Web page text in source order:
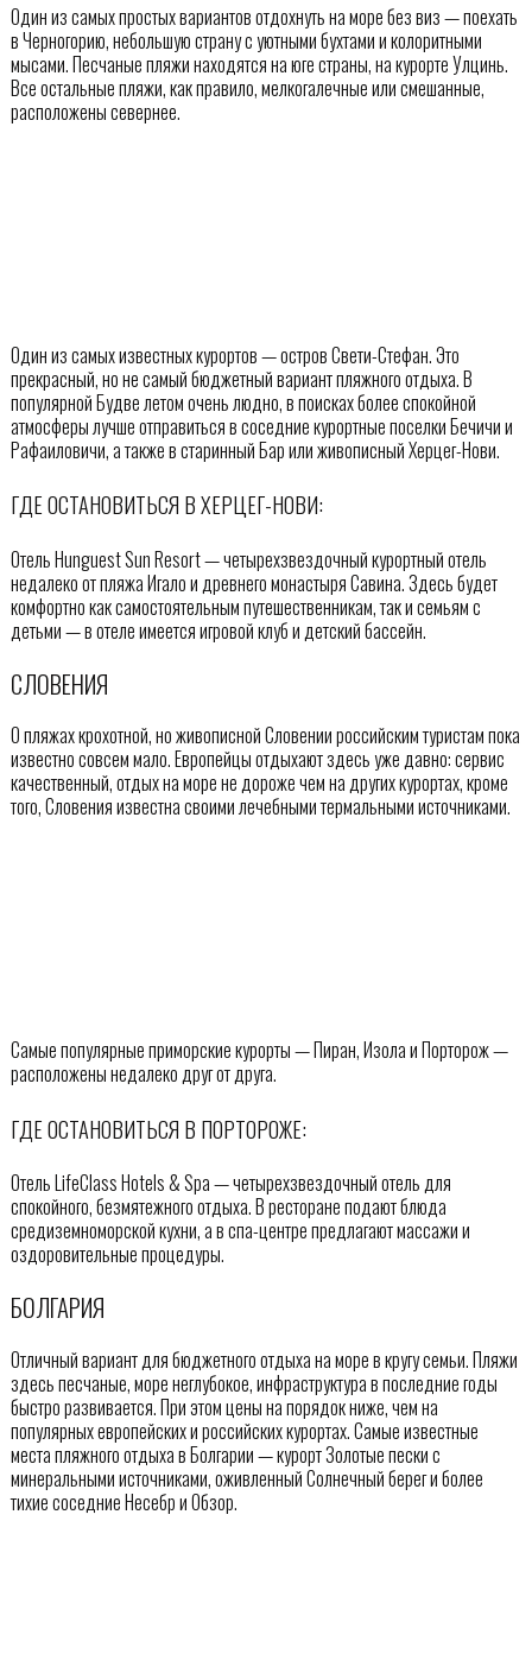
Один из самых простых вариантов отдохнуть на море без виз — поехать
в Черногорию, небольшую страну с уютными бухтами и колоритными
мысами. Песчаные пляжи находятся на юге страны, на курорте Улцинь.
Все остальные пляжи, как правило, мелкогалечные или смешанные,
расположены севернее.
Один из самых известных курортов — остров Свети-Стефан. Это
прекрасный, но не самый бюджетный вариант пляжного отдыха. В
популярной Будве летом очень людно, в поисках более спокойной
атмосферы лучше отправиться в соседние курортные поселки Бечичи и
Рафаиловичи, а также в старинный Бар или живописный Херцег-Нови.
ГДЕ ОСТАНОВИТЬСЯ В ХЕРЦЕГ-НОВИ:
Отель Hunguest Sun Resort — четырехзвездочный курортный отель
недалеко от пляжа Игало и древнего монастыря Савина. Здесь будет
комфортно как самостоятельным путешественникам, так и семьям с
детьми — в отеле имеется игровой клуб и детский бассейн.
СЛОВЕНИЯ
О пляжах крохотной, но живописной Словении российским туристам пока
известно совсем мало. Европейцы отдыхают здесь уже давно: сервис
качественный, отдых на море не дороже чем на других курортах, кроме
того, Словения известна своими лечебными термальными источниками.
Самые популярные приморские курорты — Пиран, Изола и Порторож —
расположены недалеко друг от друга.
ГДЕ ОСТАНОВИТЬСЯ В ПОРТОРОЖЕ:
Отель LifeClass Hotels & Spa — четырехзвездочный отель для
спокойного, безмятежного отдыха. В ресторане подают блюда
средиземноморской кухни, а в спа-центре предлагают массажи и
оздоровительные процедуры.
БОЛГАРИЯ
Отличный вариант для бюджетного отдыха на море в кругу семьи. Пляжи
здесь песчаные, море неглубокое, инфраструктура в последние годы
быстро развивается. При этом цены на порядок ниже, чем на
популярных европейских и российских курортах. Самые известные
места пляжного отдыха в Болгарии — курорт Золотые пески с
минеральными источниками, оживленный Солнечный берег и более
тихие соседние Несебр и Обзор.